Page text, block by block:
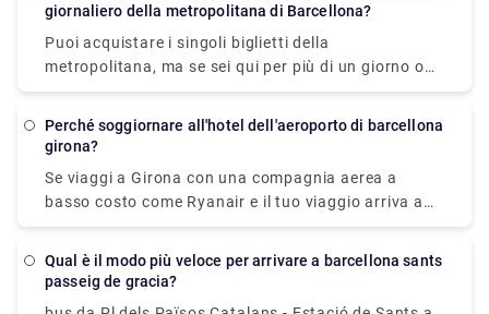
codice nel tuo spazio personale alla voce "I miei
biglietti".
giornaliero della metropolitana di Barcellona?
Puoi acquistare i singoli biglietti della
metropolitana, ma se sei qui per più di un giorno o
vuoi fare più di cinque viaggi in metropolitana o
considerazione la Barcelona Card se desideri un
tutta la durata della tua vacanza e risparmi sulle
attività. Potrebbe farti risparmiare un sacco di
Perché soggiornare all'hotel dell'aeroporto di barcellona
girona?
Se viaggi a Girona con una compagnia aerea a
basso costo come Ryanair e il tuo viaggio arriva a
tarda notte, potresti voler soggiornare in un comodo
da capo il giorno successivo. C'è un hotel
Qual è il modo più veloce per arrivare a barcellona sants
passeig de gracia?